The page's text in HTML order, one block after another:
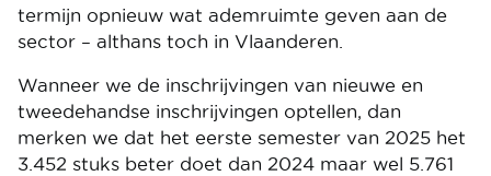
termijn opnieuw wat ademruimte geven aan de
sector – althans toch in Vlaanderen.
Wanneer we de inschrijvingen van nieuwe en
tweedehandse inschrijvingen optellen, dan
merken we dat het eerste semester van 2025 het
3.452 stuks beter doet dan 2024 maar wel 5.761